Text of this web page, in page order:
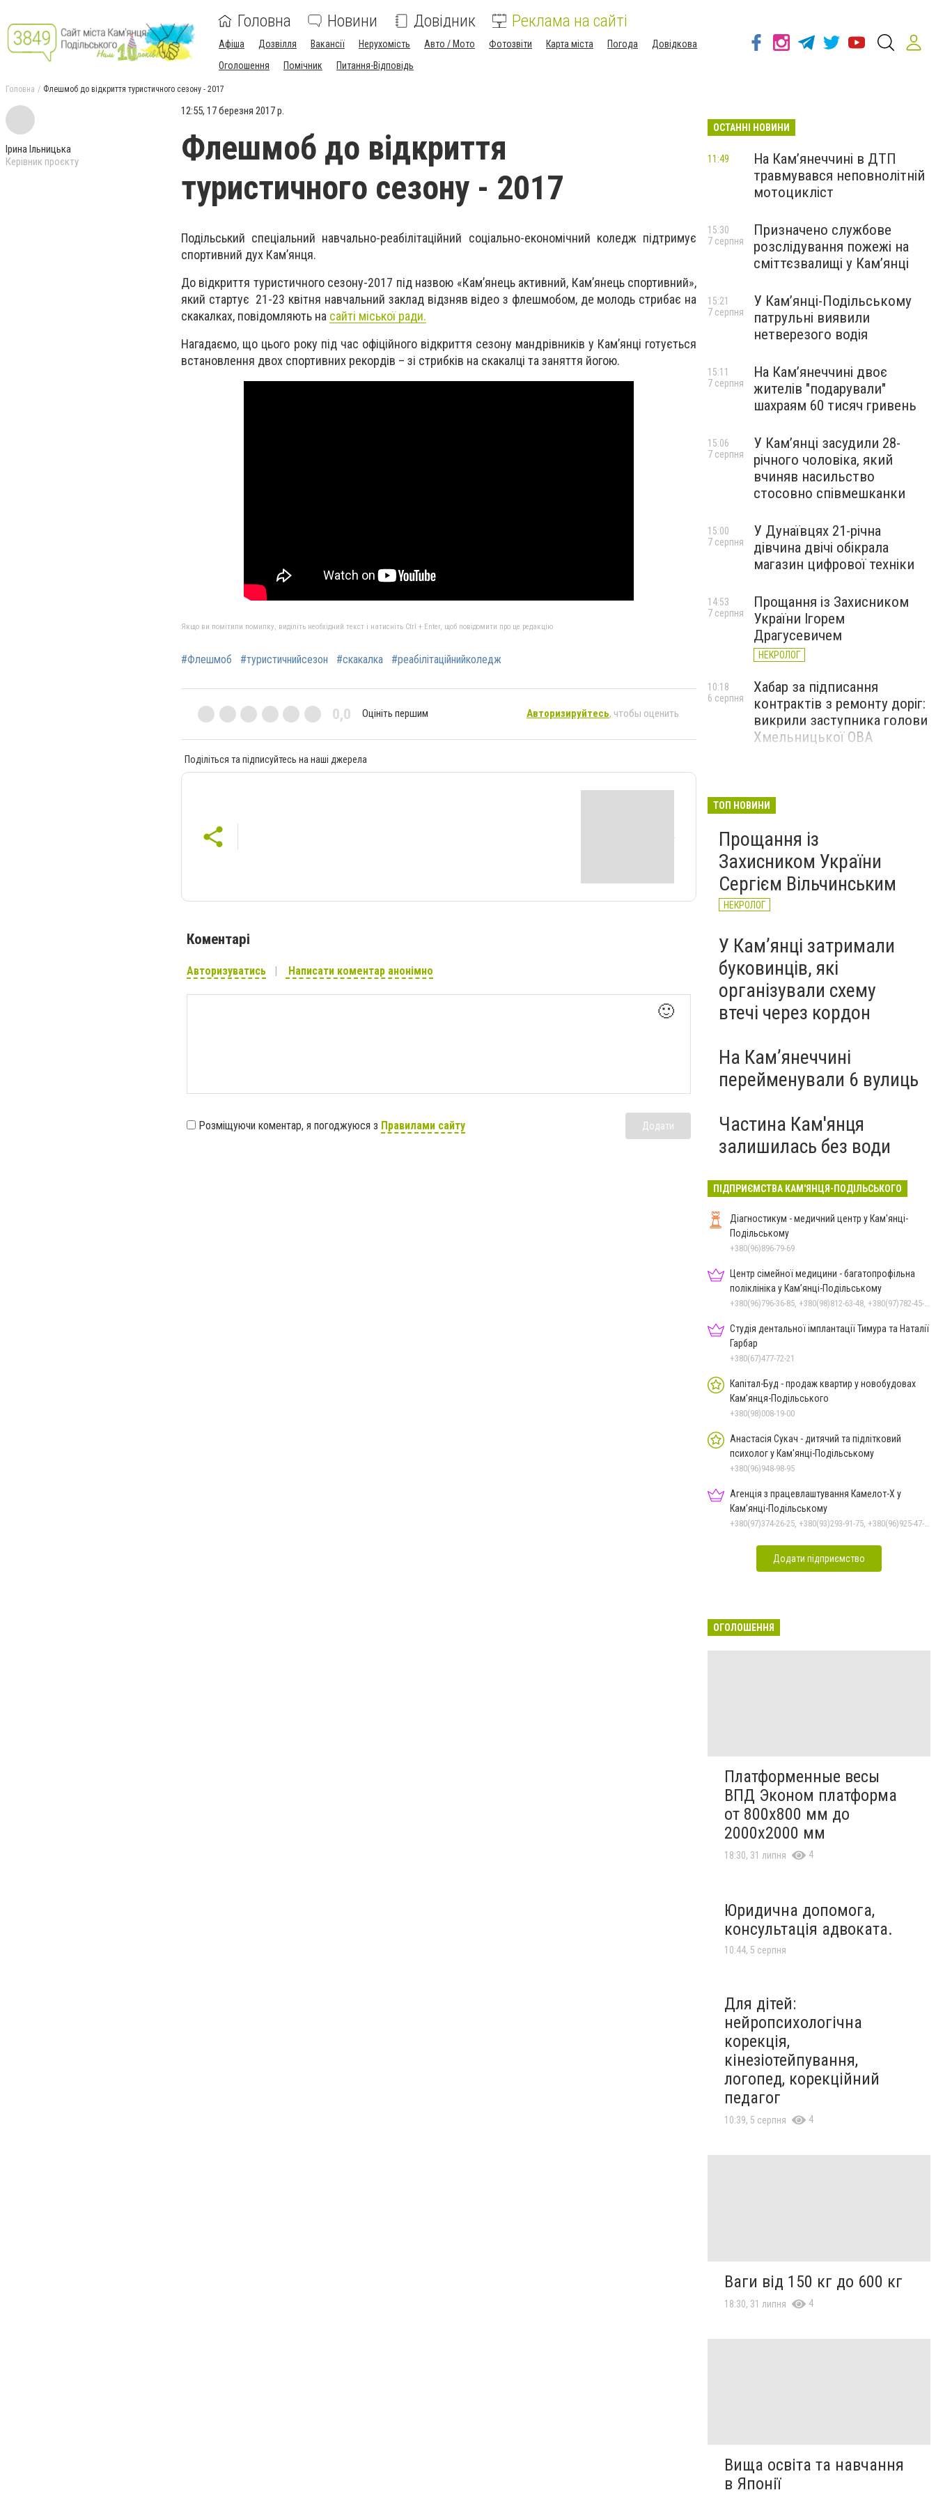
Головна Новини Довідник Реклама на сайті
Афіша Дозвілля Вакансії Нерухомість Авто / Мото Фотозвіти Карта міста Погода
Довідкова
Оголошення
Помічник Питання-Відповідь
Головна Флешмоб до відкриття туристичного сезону - 2017
Ірина Ільницька
Керівник проєкту
12:55, 17 березня 2017 р.
Флешмоб до відкриття
туристичного сезону - 2017
Подільський спеціальний навчально-реабілітаційний соціально-економічний коледж підтримує
спортивний дух Кам’янця.
До відкриття туристичного сезону-2017 під назвою «Кам’янець активний, Кам’янець спортивний»,
який стартує 21-23 квітня навчальний заклад відзняв відео з флешмобом, де молодь стрибає на
скакалках, повідомляють на сайті міської ради.
Нагадаємо, що цього року під час офіційного відкриття сезону мандрівників у Кам’янці готується
встановлення двох спортивних рекордів – зі стрибків на скакалці та заняття йогою.
Якщо ви помітили помилку, виділіть необхідний текст і натисніть Ctrl + Enter, щоб повідомити про це редакцію
#Флешмоб #туристичнийсезон #скакалка #реабілітаційнийколедж
0,0 Оцініть першим Авторизируйтесь, чтобы оценить
Поділіться та підписуйтесь на наші джерела
Коментарі
Авторизуватись Написати коментар анонімно
🙂
Розміщуючи коментар, я погоджуюся з Правилами сайту Додати
ОСТАННІ НОВИНИ
На Кам’янеччині в ДТП
травмувався неповнолітній
мотоцикліст
11:49
Призначено службове
розслідування пожежі на
сміттєзвалищі у Кам’янці
15:30
7 серпня
У Кам’янці-Подільському
патрульні виявили
нетверезого водія
15:21
7 серпня
На Камʼянеччині двоє
жителів "подарували"
шахраям 60 тисяч гривень
15:11
7 серпня
У Камʼянці засудили 28-
річного чоловіка, який
вчиняв насильство
стосовно співмешканки
15:06
7 серпня
У Дунаївцях 21-річна
дівчина двічі обікрала
магазин цифрової техніки
15:00
7 серпня
Прощання із Захисником
України Ігорем
Драгусевичем
НЕКРОЛОГ
14:53
7 серпня
Хабар за підписання
контрактів з ремонту доріг:
викрили заступника голови
Хмельницької ОВА
10:18
6 серпня
ТОП НОВИНИ
Прощання із
Захисником України
Сергієм Вільчинським
НЕКРОЛОГ
У Кам’янці затримали
буковинців, які
організували схему
втечі через кордон
На Камʼянеччині
перейменували 6 вулиць
Частина Кам'янця
залишилась без води
ПІДПРИЄМСТВА КАМ'ЯНЦЯ-ПОДІЛЬСЬКОГО
Діагностикум - медичний центр у Кам'янці-
Подільському
+380(96)896-79-69
Центр сімейної медицини - багатопрофільна
поліклініка у Кам’янці-Подільському
+380(96)796-36-85, +380(98)812-63-48, +380(97)782-45-70
Студія дентальної імплантації Тимура та Наталії
Гарбар
+380(67)477-72-21
Капітал-Буд - продаж квартир у новобудовах
Кам’янця-Подільського
+380(98)008-19-00
Анастасія Сукач - дитячий та підлітковий
психолог у Кам'янці-Подільському
+380(96)948-98-95
Агенція з працевлаштування Камелот-Х у
Кам’янці-Подільському
+380(97)374-26-25, +380(93)293-91-75, +380(96)925-47-71, +380(73)327-54-83
Додати підприємство
ОГОЛОШЕННЯ
Платформенные весы
ВПД Эконом платформа
от 800х800 мм до
2000х2000 мм
18:30, 31 липня 4
Юридична допомога,
консультація адвоката.
10:44, 5 серпня
Для дітей:
нейропсихологічна
корекція,
кінезіотейпування,
логопед, корекційний
педагог
10:39, 5 серпня 4
Ваги від 150 кг до 600 кг
18:30, 31 липня 4
Вища освіта та навчання
в Японії